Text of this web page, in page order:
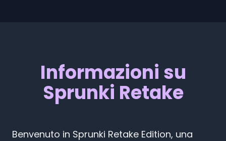
Informazioni su
Sprunki Retake
Benvenuto in Sprunki Retake Edition, una